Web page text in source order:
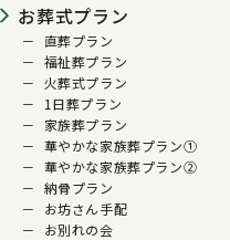
お葬式プラン
直葬プラン
福祉葬プラン
火葬式プラン
1日葬プラン
家族葬プラン
華やかな家族葬プラン①
華やかな家族葬プラン②
納骨プラン
お坊さん手配
お別れの会